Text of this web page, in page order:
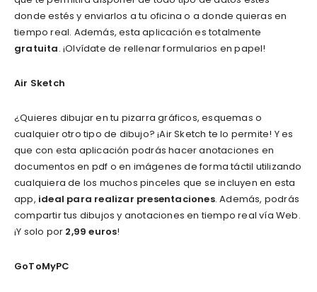
donde estés y enviarlos a tu oficina o a donde quieras en
tiempo real. Además, esta aplicación es totalmente
gratuita. ¡Olvídate de rellenar formularios en papel!
Air Sketch
¿Quieres dibujar en tu pizarra gráficos, esquemas o
cualquier otro tipo de dibujo? ¡Air Sketch te lo permite! Y es
que con esta aplicación podrás hacer anotaciones en
documentos en pdf o en imágenes de forma táctil utilizando
cualquiera de los muchos pinceles que se incluyen en esta
app, ideal para realizar presentaciones. Además, podrás
compartir tus dibujos y anotaciones en tiempo real vía Web.
¡Y solo por 2,99 euros!
GoToMyPC